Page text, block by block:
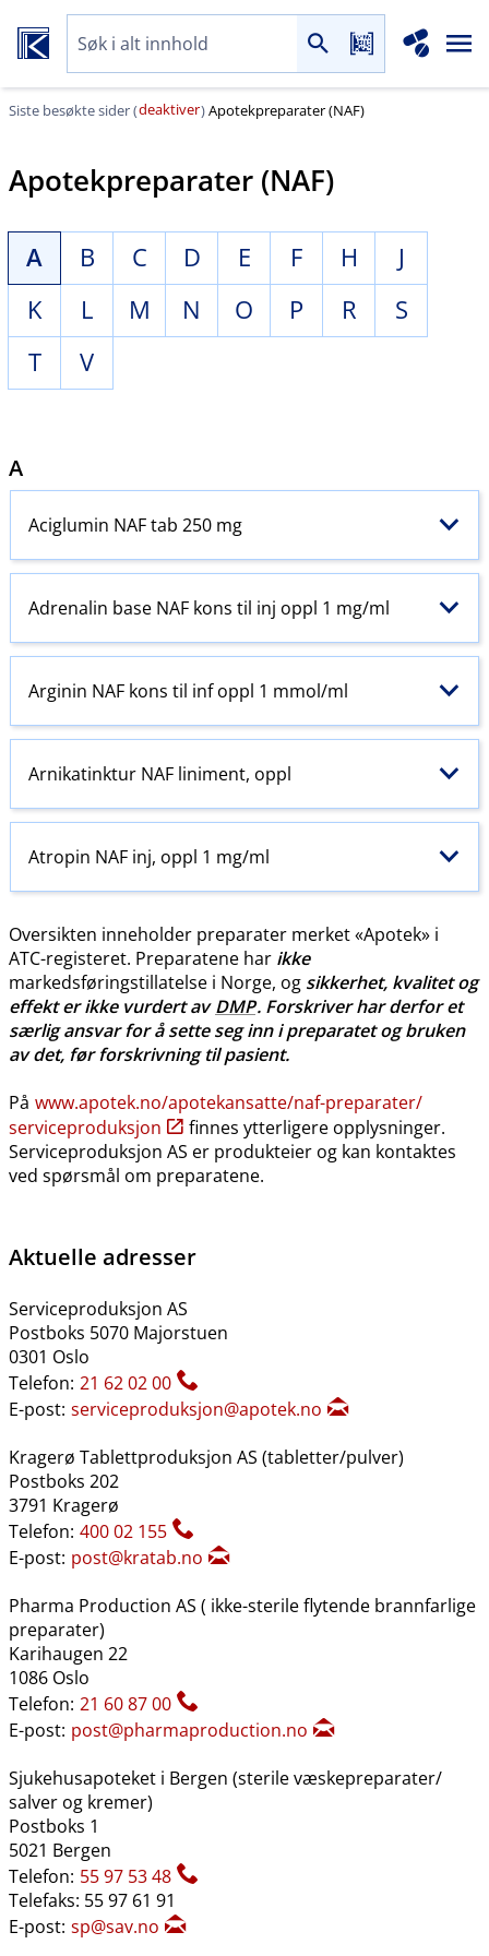
Siste besøkte sider (deaktiver)Apotekpreparater (NAF)
Apotekpreparater (NAF)
A B C D E F H
J
K
L M N O P R
S
T
V
A
Aciglumin NAF tab 250 mg
Adrenalin base NAF kons til inj oppl 1 mg/ml
Arginin NAF kons til inf oppl 1 mmol/ml
Arnikatinktur NAF liniment, oppl
Atropin NAF inj, oppl 1 mg/ml
Oversikten inneholder preparater merket «Apotek» i
ATC-registeret. Preparatene har ikke
markedsføringstillatelse i Norge, og sikkerhet, kvalitet og
effekt er ikke vurdert avDMP. Forskriver har derfor et
særlig ansvar for å sette seg inn i preparatet og bruken
av det, før forskrivning til pasient.
På www.apotek.no​/​apotekansatte​/​naf-preparater​/​
serviceproduksjon
finnes ytterligere opplysninger.
Serviceproduksjon AS er produkteier og kan kontaktes
ved spørsmål om preparatene.
Aktuelle adresser
Serviceproduksjon AS
Postboks 5070 Majorstuen
0301 Oslo
Telefon: 21 62 02 00
E-post: serviceproduksjon@apotek.no
Kragerø Tablettproduksjon AS (tabletter​/​pulver)
Postboks 202
3791 Kragerø
Telefon: 400 02 155
E-post: post@kratab.no
Pharma Production AS ( ikke-sterile flytende brannfarlige
preparater)
Karihaugen 22
1086 Oslo
Telefon: 21 60 87 00
E-post: post@pharmaproduction.no
Sjukehusapoteket i Bergen (sterile væskepreparater​/​
salver og kremer)
Postboks 1
5021 Bergen
Telefon: 55 97 53 48
Telefaks: 55 97 61 91
E-post: sp@sav.no